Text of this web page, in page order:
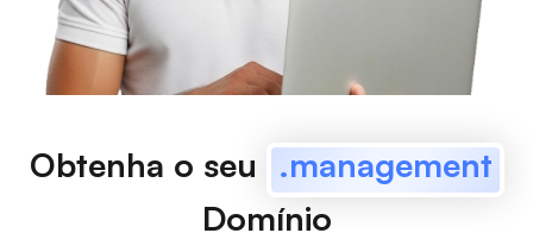
Obtenha o seu
.management
Domínio